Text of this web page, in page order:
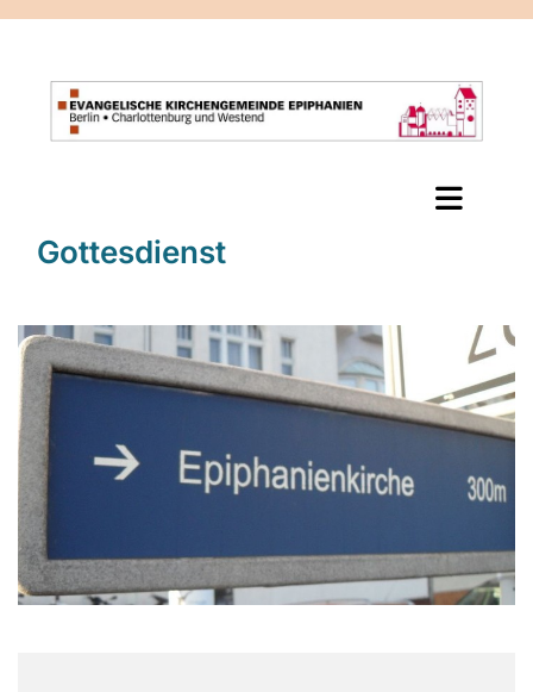
Gottesdienst